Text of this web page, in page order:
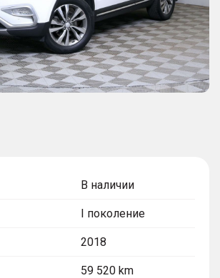
В наличии
I поколение
2018
59 520 km